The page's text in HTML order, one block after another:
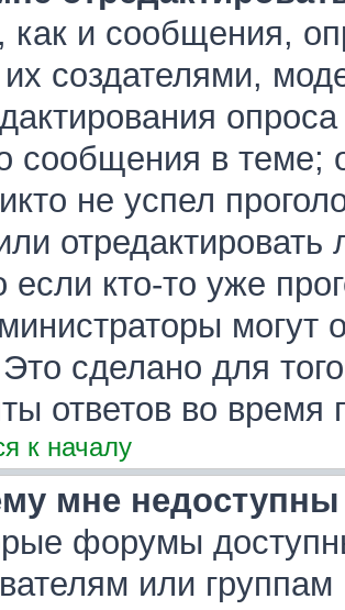
как и сообщения,
их создателями,
сообщения в теме;
не успел
если кто-то уже
могут
сделано для
ответов во время
к началу
мне
форумы
или